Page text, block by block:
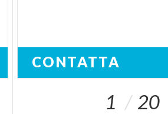
CONTATTA
1 20